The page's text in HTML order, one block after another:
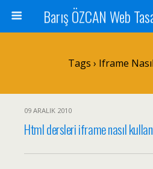
Tags › Iframe
09 ARALIK 2010
Html dersleri iframe nasıl